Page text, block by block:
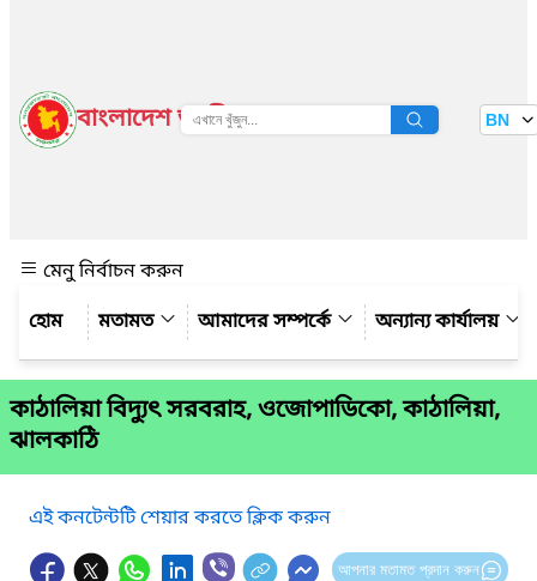
বাংলাদেশ জাতীয় তথ্য বাতায়ন BN
মেনু নির্বাচন করুন
মতামত
আমাদের সম্পর্কে অন্যান্য কার্যালয়
কাঠালিয়া বিদ্যুৎ সরবরাহ, ওজোপাডিকো, কাঠালিয়া,
ঝালকাঠি
এই কনটেন্টটি শেয়ার করতে ক্লিক করুন
আপনার মতামত প্রদান করুন